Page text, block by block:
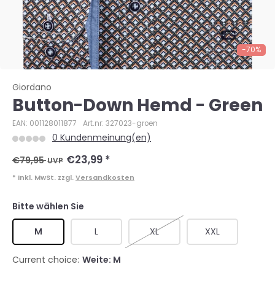
-70%
Giordano
Button-Down Hemd - Green
EAN: 001128011877 Art.nr: 327023-groen
0 Kundenmeinung(en)
€79,95UVP €23,99 *
* Inkl. MwSt. zzgl. Versandkosten
Bitte wählen Sie
M L XL XXL
Current choice: Weite: M